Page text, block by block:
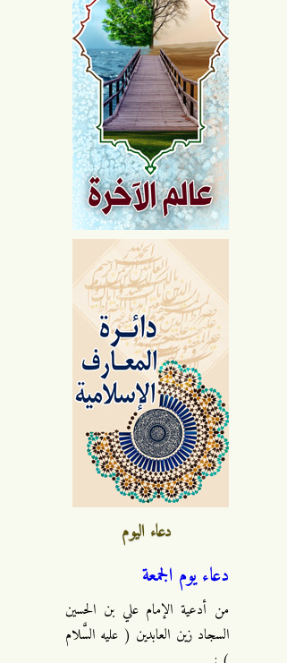
دعاء اليوم
دعاء يوم الجمعة
من أدعية الإمام علي بن الحسين
السجاد زين العابدين ( عليه السَّلام